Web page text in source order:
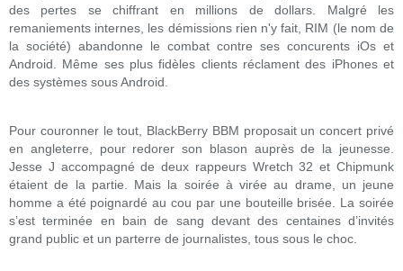
des pertes se chiffrant en millions de dollars. Malgré les
remaniements internes, les démissions rien n'y fait, RIM (le nom de
la société) abandonne le combat contre ses concurents iOs et
Android. Même ses plus fidèles clients réclament des iPhones et
des systèmes sous Android.
Pour couronner le tout, BlackBerry BBM proposait un concert privé
en angleterre, pour redorer son blason auprès de la jeunesse.
Jesse J accompagné de deux rappeurs Wretch 32 et Chipmunk
étaient de la partie. Mais la soirée à virée au drame, un jeune
homme a été poignardé au cou par une bouteille brisée. La soirée
s’est terminée en bain de sang devant des centaines d’invités
grand public et un parterre de journalistes, tous sous le choc.